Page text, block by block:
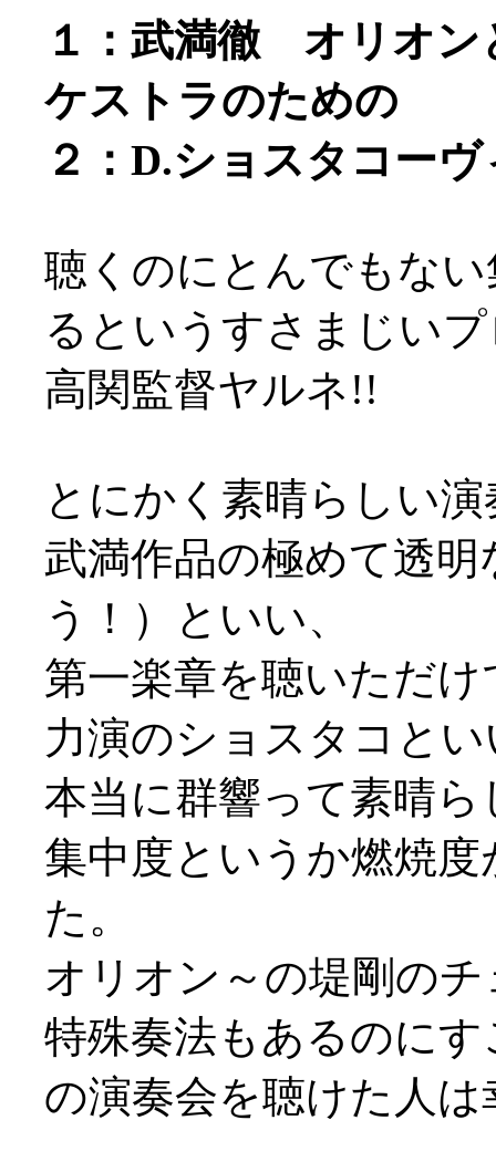
１：武満徹 オリオン
ケストラのための
２：D.ショスタコー
聴くのにとんでもな
るというすさまじい
高関監督ヤルネ!!
とにかく素晴らしい
武満作品の極めて透
う！）といい、
第一楽章を聴いただ
力演のショスタコとい
本当に群響って素晴
集中度というか燃焼
た。
オリオン～の堤剛の
特殊奏法もあるのに
の演奏会を聴けた人